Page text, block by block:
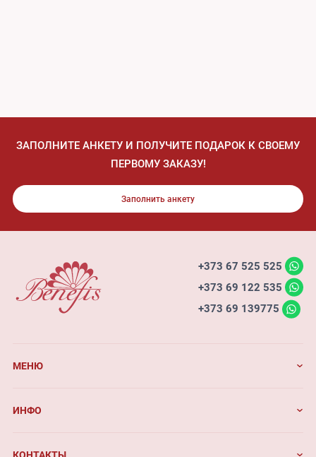
ЗАПОЛНИТЕ АНКЕТУ И ПОЛУЧИТЕ ПОДАРОК К СВОЕМУ
ПЕРВОМУ ЗАКАЗУ!
Заполнить анкету
+373 67 525 525
+373 69 122 535
+373 69 139775
МЕНЮ
ИНФО
КОНТАКТЫ